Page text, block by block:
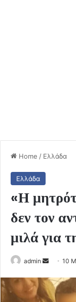
Home / Ελλάδα
Ελλάδα
«Η
δεν τον
μιλά για
admin
Send
email
10